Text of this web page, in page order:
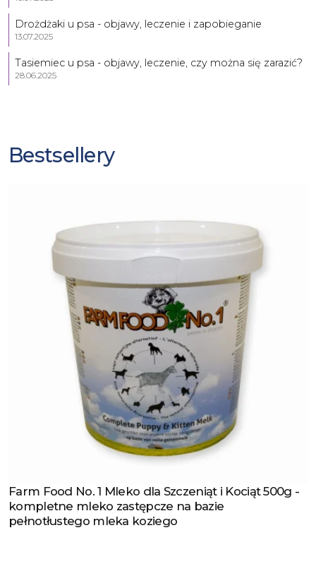
Drożdżaki u psa - objawy, leczenie i zapobieganie
13.07.2025
Tasiemiec u psa - objawy, leczenie, czy można się zarazić?
28.06.2025
Bestsellery
Zobacz produkt
Farm Food No. 1 Mleko dla Szczeniąt i Kociąt 500g -
kompletne mleko zastępcze na bazie
pełnotłustego mleka koziego